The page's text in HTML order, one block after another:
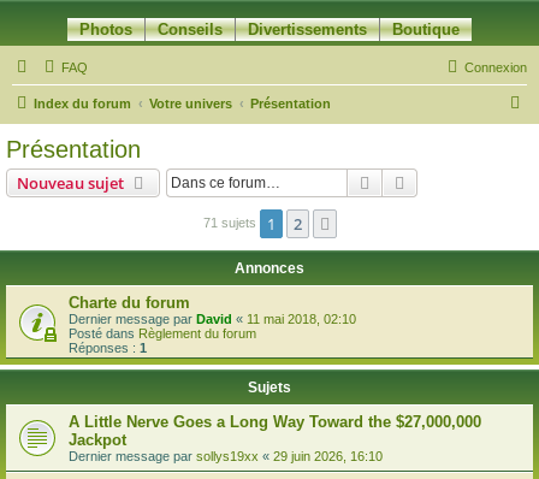
Photos Conseils Divertissements Boutique
FAQ Connexion
Index du forum Votre univers Présentation
r
Présentation
Nouveau sujet Rechercher
71 sujets 1 2
Annonces
Charte du forum
Dernier message par David « 11 mai 2018, 02:10
Posté dans Règlement du forum
Réponses : 1
Sujets
A Little Nerve Goes a Long Way Toward the $27,000,000
Jackpot
Dernier message par sollys19xx « 29 juin 2026, 16:10